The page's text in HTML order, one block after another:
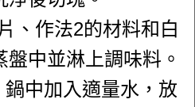
、作法2的材料和白
中並淋上調味料。
中加入適量水，放